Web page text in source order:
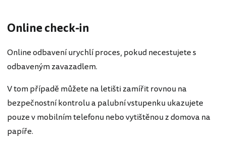
Online check-in
Online odbavení urychlí proces, pokud necestujete s
odbaveným zavazadlem.
V tom případě můžete na letišti zamířit rovnou na
bezpečnostní kontrolu a palubní vstupenku ukazujete
pouze v mobilním telefonu nebo vytištěnou z domova na
papíře.